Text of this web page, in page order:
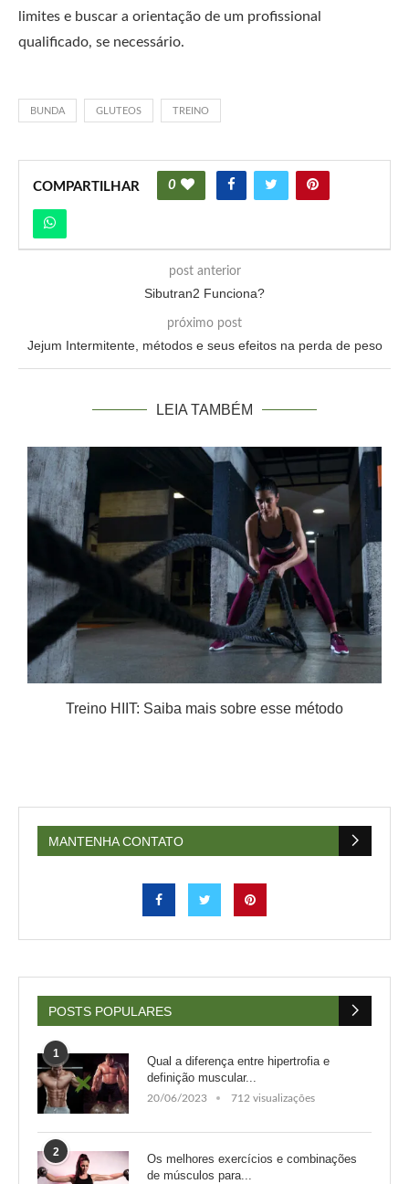
limites e buscar a orientação de um profissional
qualificado, se necessário.
BUNDA GLUTEOS TREINO
COMPARTILHAR 0
post anterior
Sibutran2 Funciona?
próximo post
Jejum Intermitente, métodos e seus efeitos na perda de peso
LEIA TAMBÉM
Treino HIIT: Saiba mais sobre esse método
MANTENHA CONTATO
POSTS POPULARES
1
Qual a diferença entre hipertrofia e
definição muscular...
20/06/2023 712 visualizações
2
Os melhores exercícios e combinações
de músculos para...